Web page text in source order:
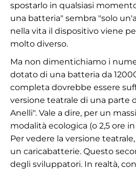
spostarlo in qualsiasi
una batteria" sembra "solo
nella vita il dispositivo viene
molto diverso.
Ma non dimentichiamo i
dotato di una batteria da
completa dovrebbe essere
versione teatrale di una parte
Anelli". Vale a dire, per un
modalità ecologica (o 2,5 ore
Per vedere la versione
un caricabatterie. Questo
degli sviluppatori. In realtà,